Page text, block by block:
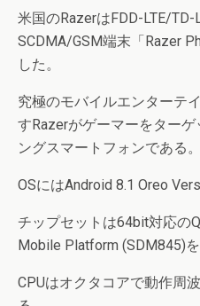
米国のRazerはFDD-LTE/
SCDMA/GSM端末「Razer
した。
究極のモバイルエンターテ
すRazerがゲーマーをター
ングスマートフォンである。
OSにはAndroid 8.1 Oreo
チップセットは64bit対応の
Mobile Platform (SDM845)を
CPUはオクタコアで動作周